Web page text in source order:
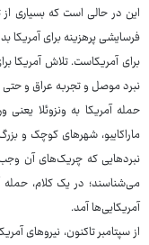
این در حالی است که بسیاری
فرسایشی پرهزینه برای
برای آمریکاست. تلاش آمریکا
نبرد موصل و تجربه عراق و حتی
حمله آمریکا به ونزوئلا
ماراکایبو، شهرهای کوچک و
نبردهایی که چریک‌های آن
می‌شناسند؛ در یک کلام، حمله
آمریکایی‌ها آمد.